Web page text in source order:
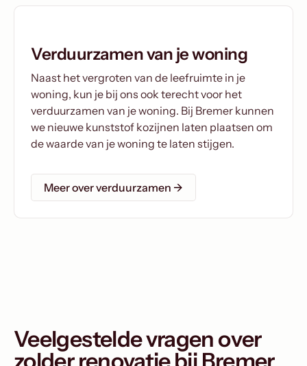
Verduurzamen van je woning
Naast het vergroten van de leefruimte in je
woning, kun je bij ons ook terecht voor het
verduurzamen van je woning. Bij Bremer kunnen
we nieuwe kunststof kozijnen laten plaatsen om
de waarde van je woning te laten stijgen.
Meer over verduurzamen →
Veelgestelde vragen over